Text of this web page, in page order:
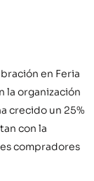
en Feria
la organización
crecido un 25%
con la
compradores